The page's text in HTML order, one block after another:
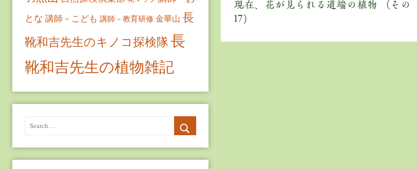
現在、花が見られる道端の植物 （その
17）
とな 講師－こども 講師－教育研修 金華山 長
靴和吉先生のキノコ探検隊長
靴和吉先生の植物雑記
Search